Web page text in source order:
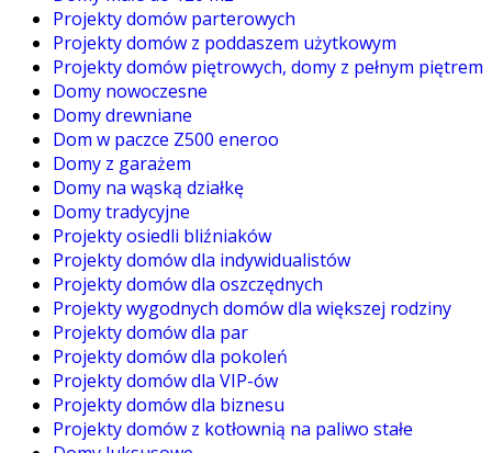
Projekty domów parterowych
Projekty domów z poddaszem użytkowym
Projekty domów piętrowych, domy z pełnym piętrem
Domy nowoczesne
Domy drewniane
Dom w paczce Z500 eneroo
Domy z garażem
Domy na wąską działkę
Domy tradycyjne
Projekty osiedli bliźniaków
Projekty domów dla indywidualistów
Projekty domów dla oszczędnych
Projekty wygodnych domów dla większej rodziny
Projekty domów dla par
Projekty domów dla pokoleń
Projekty domów dla VIP-ów
Projekty domów dla biznesu
Projekty domów z kotłownią na paliwo stałe